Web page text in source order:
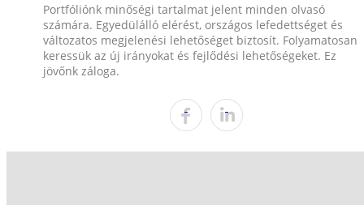
Portfóliónk minőségi tartalmat jelent minden olvasó
számára. Egyedülálló elérést, országos lefedettséget és
változatos megjelenési lehetőséget biztosít. Folyamatosan
keressük az új irányokat és fejlődési lehetőségeket. Ez
jövőnk záloga.